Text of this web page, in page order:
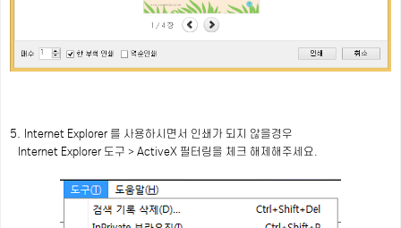
5. Internet Explorer 를 사용하시면서 인쇄가 되지 않을경우
Internet Explorer 도구 > ActiveX 필터링을 체크 해제해주세요.